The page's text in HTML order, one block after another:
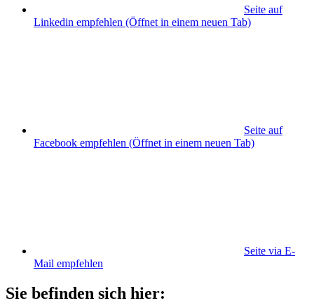
Seite auf
Linkedin empfehlen (Öffnet in einem neuen Tab)
Seite auf
Facebook empfehlen (Öffnet in einem neuen Tab)
Seite via E-
Mail empfehlen
Sie befinden sich hier: